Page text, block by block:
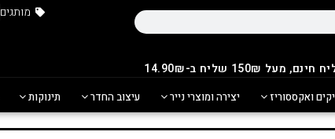
מעל 150₪ שליח ב-14.90₪
מותגים
ואקססוריז יצירה ומוצרי נייר עיצוב החדר תינוקות